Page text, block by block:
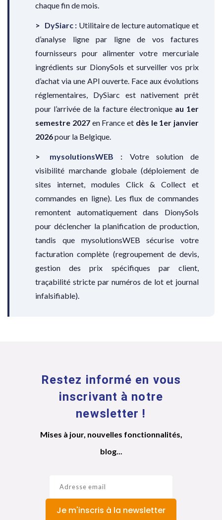
chaque fin de mois.
DySiarc : Utilitaire de lecture automatique et
d’analyse ligne par ligne de vos factures
fournisseurs pour alimenter votre mercuriale
ingrédients sur DionySols et surveiller vos prix
d’achat via une API ouverte. Face aux évolutions
réglementaires, DySiarc est nativement prêt
pour l’arrivée de la facture électronique au 1er
semestre 2027en France et dès le 1er janvier
2026pour la Belgique.
mysolutionsWEB : Votre solution de
visibilité marchande globale (déploiement de
sites internet, modules Click & Collect et
commandes en ligne). Les flux de commandes
remontent automatiquement dans DionySols
pour déclencher la planification de production,
tandis que mysolutionsWEB sécurise votre
facturation complète (regroupement de devis,
gestion des prix spécifiques par client,
traçabilité stricte par numéros de lot et journal
infalsifiable).
Restez informé en vous
inscrivant à notre
newsletter !
Mises à jour, nouvelles fonctionnalités,
blog...
Je m'inscris à la newsletter